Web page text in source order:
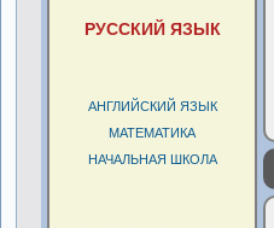
РУССКИЙ ЯЗЫК
АНГЛИЙСКИЙ ЯЗЫК
МАТЕМАТИКА
НАЧАЛЬНАЯ ШКОЛА